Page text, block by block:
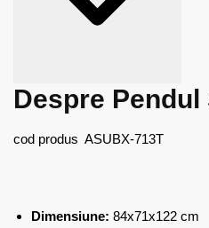
Despre Pendul
cod produs ASUBX-713T
Dimensiune: 84x71x122 cm